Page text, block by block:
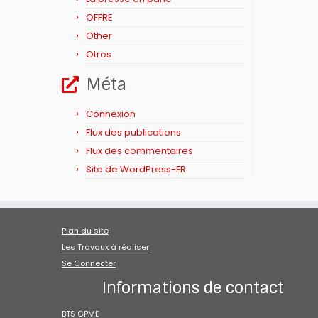
OFFRE
Other
Otros
Méta
Connexion
Flux des publications
Flux des commentaires
Site de WordPress-FR
Plan du site
Les Travaux à réaliser
Se Connecter
Informations de contact
BTS GPME